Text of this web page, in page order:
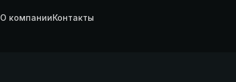
О компанииКонтакты